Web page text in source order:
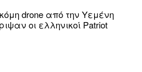
drone από την Υεμένη
οι ελληνικοί Patriot